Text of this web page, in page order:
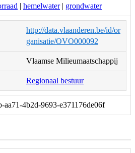
| hemelwater| grondwater
http://data.vlaanderen.be/id/or
ganisatie/OVO000092
Vlaamse Milieumaatschappij
Regionaal bestuur
aa71-4b2d-9693-e371176de06f